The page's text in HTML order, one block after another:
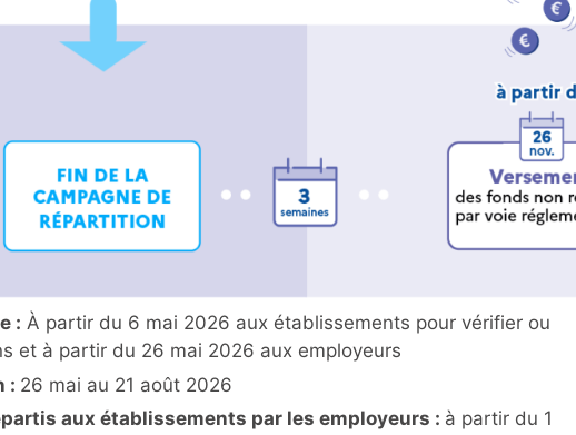
: À partir du 6 mai 2026 aux établissements pour vérifier ou
et à partir du 26 mai 2026 aux employeurs
: 26 mai au 21 août 2026
aux établissements par les employeurs : à partir du 1